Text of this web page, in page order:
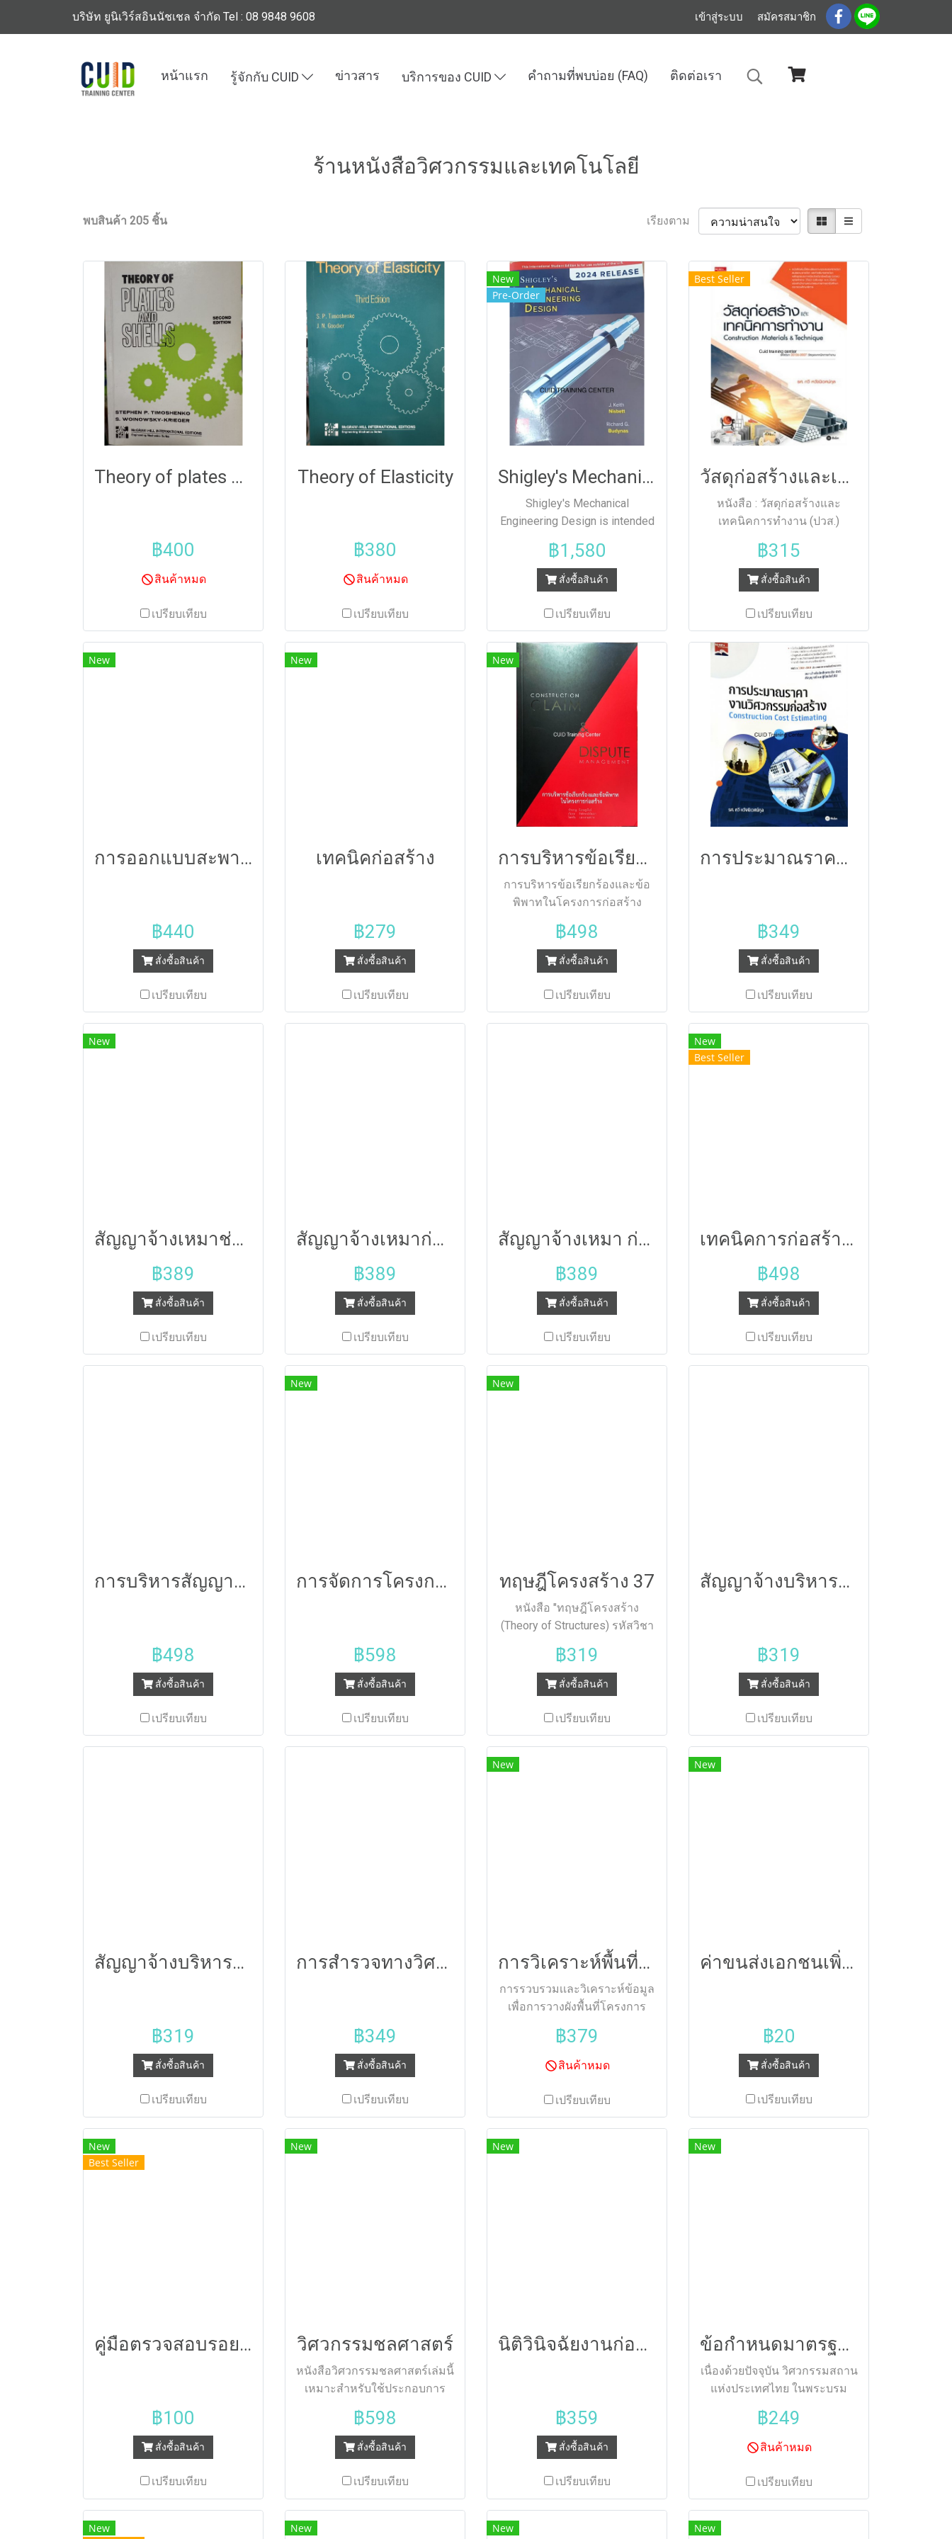
บริษัท ยูนิเวิร์สอินนัชเชล จำกัด Tel : 08 9848 9608 เข้าสู่ระบบ สมัครสมาชิก
หน้าแรก รู้จักกับ CUID ข่าวสาร บริการของ CUID คำถามที่พบบ่อย (FAQ) ติดต่อเรา
ร้านหนังสือวิศวกรรมและเทคโนโลยี
พบสินค้า 205 ชิ้น เรียงตาม
Theory of plates and shells
฿400
สินค้าหมด
เปรียบเทียบ
Theory of Elasticity
฿380
สินค้าหมด
เปรียบเทียบ
New
Pre-Order
Shigley's Mechanical Engineering Design
Shigley's Mechanical
Engineering Design is intended
for students beginning the
study of mechanical
engineering design. Students
will find that the text inherently
directs them into familiarity
with both the basics of design
decisions and the standards of
industrial components. It
combines the straightforward
focus on fundamentals that
instructors have come to
expect, with a modern
emphasis on design and new
applications. This textbook
maintains the well-designed
approach that has made this
book the standard in machine
฿1,580
สั่งซื้อสินค้า
เปรียบเทียบ
Best Seller
วัสดุก่อสร้างและเทคนิคการทำงาน (ปวส.) (รหัสวิชา 30106-0007)
หนังสือ : วัสดุก่อสร้างและ
เทคนิคการทำงาน (ปวส.)
หนังสือ "วัสดุก่อสร้างและเทคนิค
การทำงาน (Construction
Materials & Technique)" นี้
สามารถใช้เรียนร่วมกับวิชา
30121-002 วัสดุก่อสร้าง สาขา
วิชาโยธา 30106-007 วัสดุและ
เทคนิคการทำงาน สาขาวิชา
ช่างก่อสร้าง และวิชา 30108-
0005 วัสดุและวิธิการก่อสร้าง
สาขาวิชาเทคนิคสถาปัตยกรรม
ซึ่งเป็นวิชาพื้นฐานสำหรับ
นักศึกษาในระดับ
ประกาศนียบัตรวิชาชีพชั้นสูง
(ปวส.) และเป็นวิชาชีพพื้นฐานใน
ระดับปริญญาตรี สาขาวิชา
วิศวกรรมโยธา สาขาวิชา
ครุศาสตร์อุตสาหกรรมโยธา
สาขาวิชาอื่นๆ ที่ใกล้เคียง รวม
การทำงานเกี่ยววัสดุนั้นๆ
สามารถนำไปประยุกต์ใช้ใน
วิชาชีพต่อไป โดยเนื้อหาวิชา
ปวส. ของสำนักงานคณะ
กรรมการการอาชีวศึกษา
฿315
สั่งซื้อสินค้า
เปรียบเทียบ
New
การออกแบบสะพาน bridge design
฿440
สั่งซื้อสินค้า
เปรียบเทียบ
New
เทคนิคก่อสร้าง
฿279
สั่งซื้อสินค้า
เปรียบเทียบ
New
การบริหารข้อเรียกร้องและข้อพิพาทในโครงการก่อสร้าง พิมพ์ครั้งที่2 (CONSTRUCTION CLAIM & DISPUTE MANAGEMENT)64
การบริหารข้อเรียกร้องและข้อ
พิพาทในโครงการก่อสร้าง
(CONSTRUCTION CLAIM &
DISPUTE MANAGEMENT)
฿498
สั่งซื้อสินค้า
เปรียบเทียบ
การประมาณราคางานวิศวกรรมก่อสร้าง
฿349
สั่งซื้อสินค้า
เปรียบเทียบ
New
สัญญาจ้างเหมาช่วงมาตรฐาน
฿389
สั่งซื้อสินค้า
เปรียบเทียบ
สัญญาจ้างเหมาก่อสร้างงานระบบประกอบอาคาร ฉบับโครงการทั่วไป65
฿389
สั่งซื้อสินค้า
เปรียบเทียบ
สัญญาจ้างเหมา ก่อสร้างมาตรฐาน ฉบับศรีปทุม2 (66)
฿389
สั่งซื้อสินค้า
เปรียบเทียบ
New
Best Seller
เทคนิคการก่อสร้างอาคารสูง(งานก่อสร้างเหนือพื้นดิน) 132
฿498
สั่งซื้อสินค้า
เปรียบเทียบ
การบริหารสัญญาจ้างก่อสร้าง64
฿498
สั่งซื้อสินค้า
เปรียบเทียบ
New
การจัดการโครงการ :หลักการและแนวทางปฏิบัติ (PROJECT MANAGEMENT: PRINCIPLES AND PRACTICAL GUIDELINES)
฿598
สั่งซื้อสินค้า
เปรียบเทียบ
New
ทฤษฎีโครงสร้าง 37
หนังสือ "ทฤษฎีโครงสร้าง
(Theory of Structures) รหัสวิชา
30100-0301" เล่มนี้ เรียบเรียงขึ้น
ตามจุดประสงค์รายวิชา
สมรรถนะรายวิชา และคำ
อธิบายรายวิชา ของหลักสูตร
ประกาศนียบัตรวิชาชีพชั้นสูง
(ปวส.) พุทธศักราช 2563
สำนักงานคณะกรรมการการ
อธิบายเนื้อหาอย่างละเอียด เป็น
ลำดับขั้น พร้อมมีสรุป และแบบ
ฝึกหัดท้ายบทเพื่อทบทวนความรู้
ความเข้าใจ
฿319
สั่งซื้อสินค้า
เปรียบเทียบ
สัญญาจ้างบริหารงานก่อสร้างมาตรฐาน 55
฿319
สั่งซื้อสินค้า
เปรียบเทียบ
สัญญาจ้างบริหารโครงการก่อสร้างมาตรฐาน 54
฿319
สั่งซื้อสินค้า
เปรียบเทียบ
การสำรวจทางวิศวกรรม2 (103)
฿349
สั่งซื้อสินค้า
เปรียบเทียบ
New
การวิเคราะห์พื้นที่โครงการ 146
การรวบรวมเเละวิเคราะห์ข้อมูล
เพื่อการวางผังพื้นที่โครงการ
฿379
สินค้าหมด
เปรียบเทียบ
New
ค่าขนส่งเอกชนเพิ่มเติม
฿20
สั่งซื้อสินค้า
เปรียบเทียบ
New
Best Seller
คู่มือตรวจสอบรอยร้าว สาเหตุและการแก้ไข 168
฿100
สั่งซื้อสินค้า
เปรียบเทียบ
New
วิศวกรรมชลศาสตร์
หนังสือวิศวกรรมชลศาสตร์เล่มนี้
เหมาะสำหรับใช้ประกอบการ
เรียนการสอน วิชาวิศวกรรมชล
ศาสตร์ (Hydraulic Engineering)
สาขาวิศวกรรมโยธา สาขา
วิศวกรรมแหล่งน้ำ และสาขา
วิศวกรรมสิ่งแวดล้อม โดยเนื้อหา
ประกอบด้วย การทบทวนความรู้
และทฤษฎีพื้นฐานที่จำเป็นต่อ
฿598
สั่งซื้อสินค้า
เปรียบเทียบ
New
นิติวินิจฉัยงานก่อสร้าง(Pre)
฿359
สั่งซื้อสินค้า
เปรียบเทียบ
New
ข้อกำหนดมาตรฐานสำหรับงานก่อสร้างเสาเข็มแจาะ(ราคารวมจัดส่ง)175
เนื่องด้วยปัจจุบัน วิศวกรรมสถาน
แห่งประเทศไทย ในพระบรม
ราชูปถัมภ์ ว.ส.ท. ได้มีมาตรฐาน
เกี่ยวกับการกำหนดการก่อสร้าง
อยู่หลายด้าน ซึ่งก็ได้ช่วยแก้
ก่อสร้างได้มาก ทั้งนี้ในงาน
มาตรฐานสำหรับงานก่อสร้าง
เสาเข็มเจาะนี้ออกมา ซึ่งงาน
฿249
สินค้าหมด
เปรียบเทียบ
New
New New New